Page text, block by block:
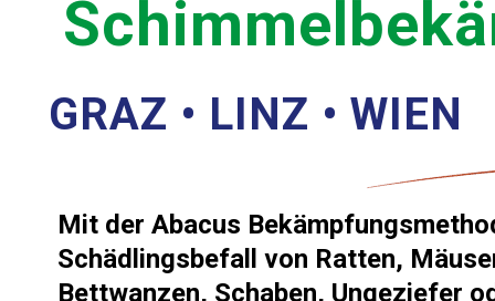
GRAZ • LINZ • WIEN
Mit der Abacus
Schädlingsbefall von Ratten,
Bettwanzen, Schaben, Ungeziefer